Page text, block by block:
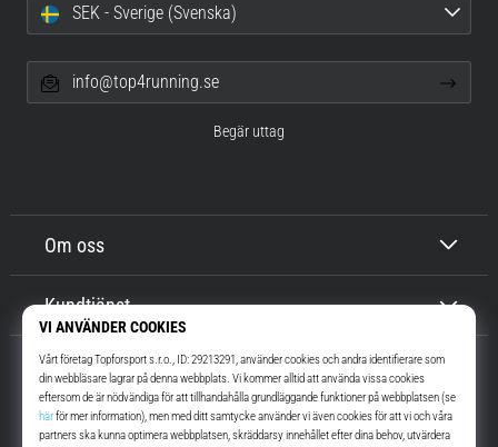
Om oss
Kundtjänst
SEK - Sverige (Svenska)
info@top4running.se
Begär uttag